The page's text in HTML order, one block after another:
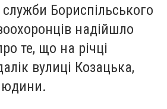
служби Бориспільського
надійшло
те, що на річці
вулиці Козацька,